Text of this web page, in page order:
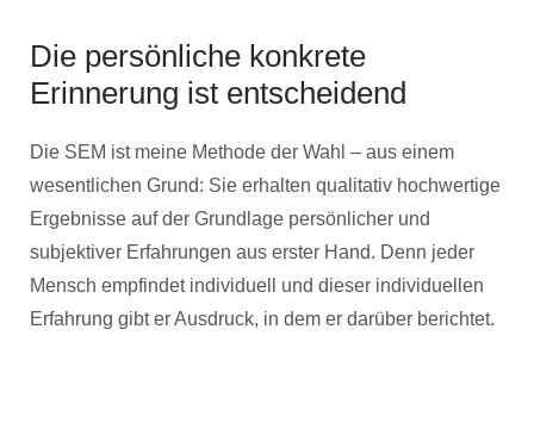
Die persönliche konkrete
Erinnerung ist entscheidend
Die SEM ist meine Methode der Wahl – aus einem
wesentlichen Grund: Sie erhalten qualitativ hochwertige
Ergebnisse auf der Grundlage persönlicher und
subjektiver Erfahrungen aus erster Hand. Denn jeder
Mensch empfindet individuell und dieser individuellen
Erfahrung gibt er Ausdruck, in dem er darüber berichtet.